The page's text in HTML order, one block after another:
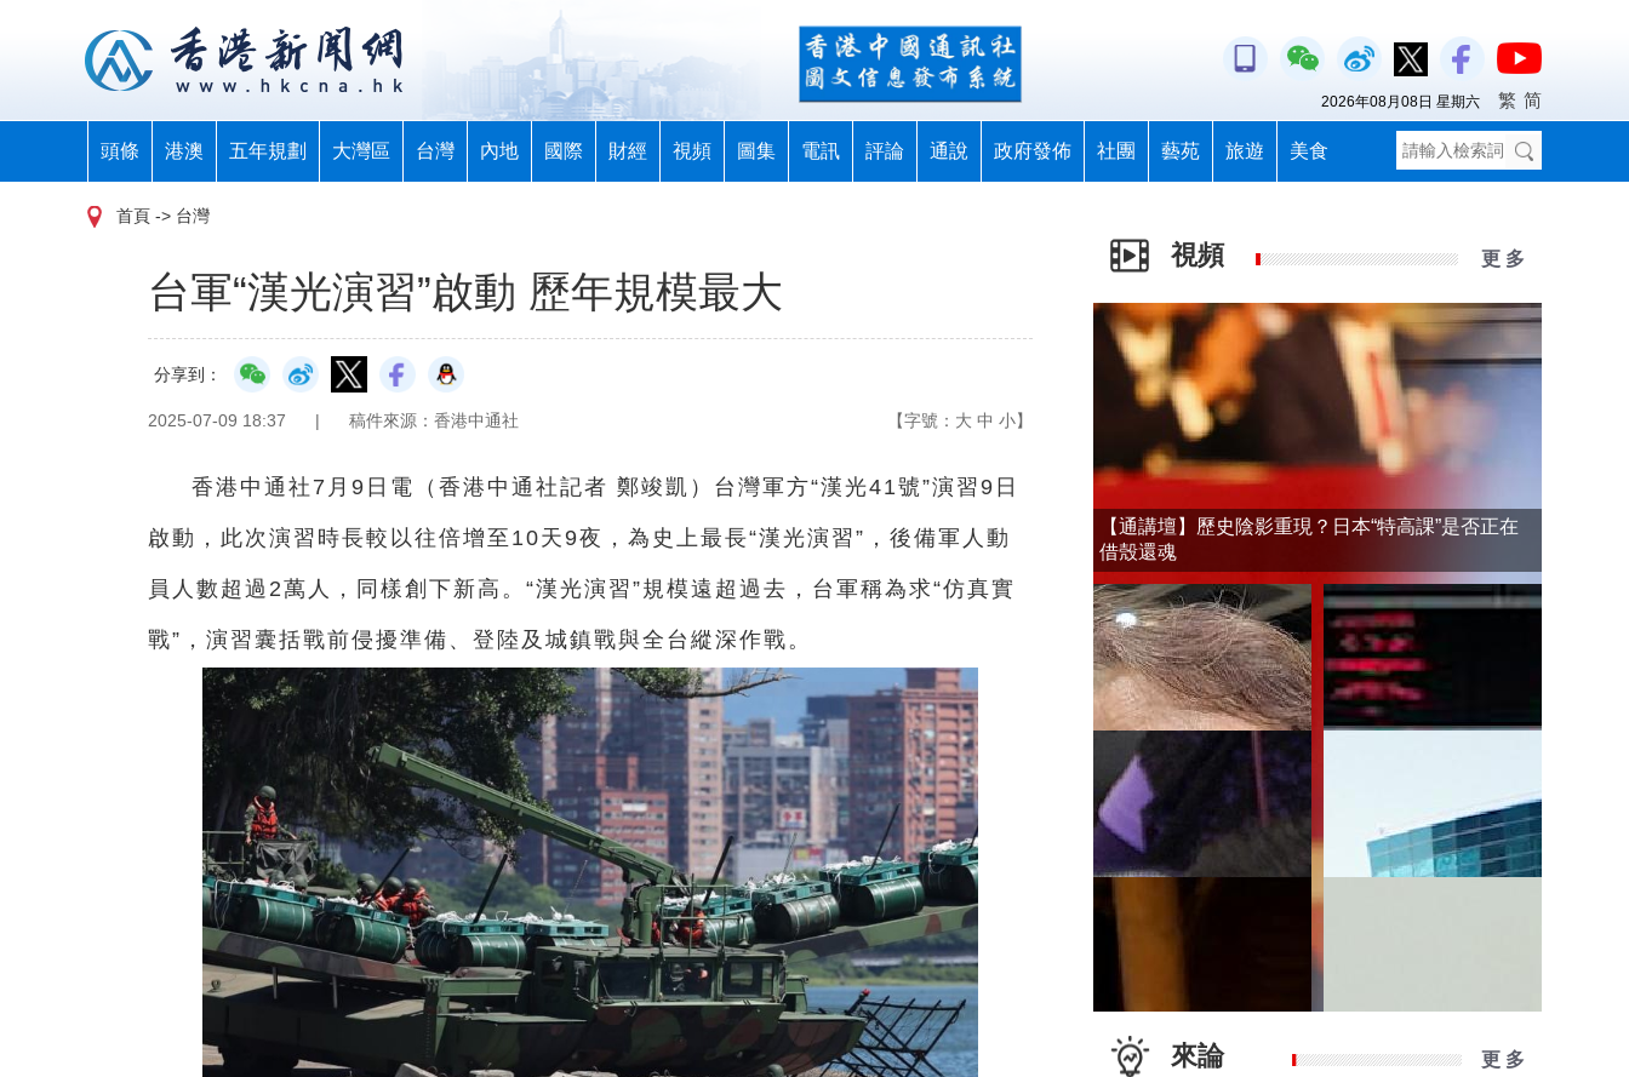
頭條 港澳 五年規劃 大灣區 台灣 內地 國際 財經 視頻 圖集 電訊 評論 通說 政府發佈 社團 藝苑 旅遊 美食
2026年08月08日 星期六 繁 简
首頁 -> 台灣
台軍“漢光演習”啟動 歷年規模最大
分享到：
2025-07-09 18:37 | 稿件來源：香港中通社 【字號： 大 中 小】
香港中通社7月9日電（ 香港中通社記者 鄭竣凱 ） 台灣軍方“漢光41號”演習9日
啟動，此次演習時長較以往倍增至10天9夜，為史上最長“漢光演習”，後備軍人動
員人數超過2萬人，同樣創下新高。“漢光演習”規模遠超過去，台軍稱為求“仿真實
戰”，演習囊括戰前侵擾準備、登陸及城鎮戰與全台縱深作戰。
視頻 更 多
【通講壇】歷史陰影重現？日本“特高課”是否正在
借殼還魂
來論 更 多